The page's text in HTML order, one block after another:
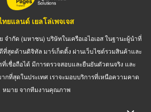
ทยแลนด์ เยลโล่เพจเจส
จำกัด (มหาชน) บริษัทในเครือเอไอเอส ในฐานะผู้นำที่
สุดด้านดิจิทัล มาร์เก็ตติ้ง ผ่านเว็บไซต์รวมสินค้าและ
ที่เชื่อถือได้ มีการตรวจสอบและยืนยันตัวตนจริง และ
ที่สุดในประเทศ เราจะมอบบริการที่เหนือความคาด
หมาย จากทีมงานคุณภาพ